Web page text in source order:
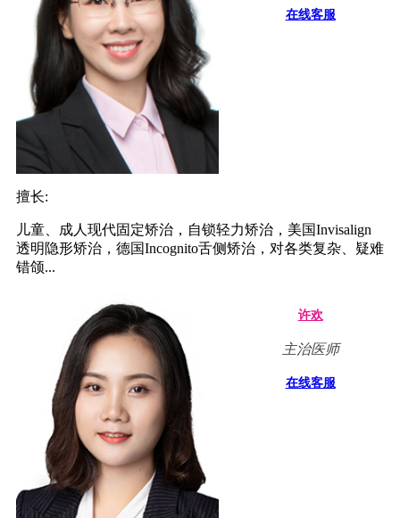
在线客服
擅长:
儿童、成人现代固定矫治，自锁轻力矫治，美国Invisalign
透明隐形矫治，德国Incognito舌侧矫治，对各类复杂、疑难
错颌...
许欢
主治医师
在线客服